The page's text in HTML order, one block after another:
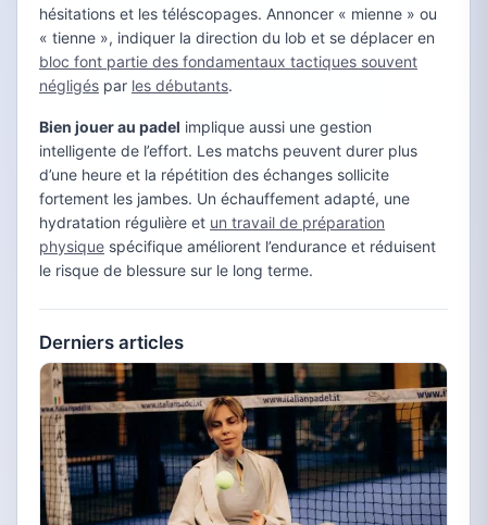
hésitations et les téléscopages. Annoncer « mienne » ou
« tienne », indiquer la direction du lob et se déplacer en
bloc font partie des fondamentaux tactiques souvent
négligés par les débutants.
Bien jouer au padel implique aussi une gestion
intelligente de l’effort. Les matchs peuvent durer plus
d’une heure et la répétition des échanges sollicite
fortement les jambes. Un échauffement adapté, une
hydratation régulière et un travail de préparation
physique spécifique améliorent l’endurance et réduisent
le risque de blessure sur le long terme.
Derniers articles